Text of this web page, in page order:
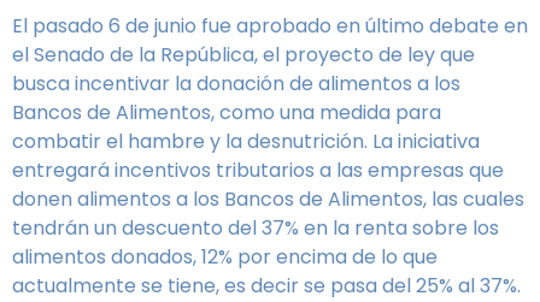
El pasado 6 de junio fue aprobado en último debate en
el Senado de la República, el proyecto de ley que
busca incentivar la donación de alimentos a los
Bancos de Alimentos, como una medida para
combatir el hambre y la desnutrición. La iniciativa
entregará incentivos tributarios a las empresas que
donen alimentos a los Bancos de Alimentos, las cuales
tendrán un descuento del 37% en la renta sobre los
alimentos donados, 12% por encima de lo que
actualmente se tiene, es decir se pasa del 25% al 37%.